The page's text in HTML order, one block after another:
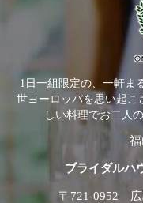
1日一組限定の、一軒ま
世ヨーロッパを思い起こ
しい料理でお二人
ブライダルハ
〒721-0952